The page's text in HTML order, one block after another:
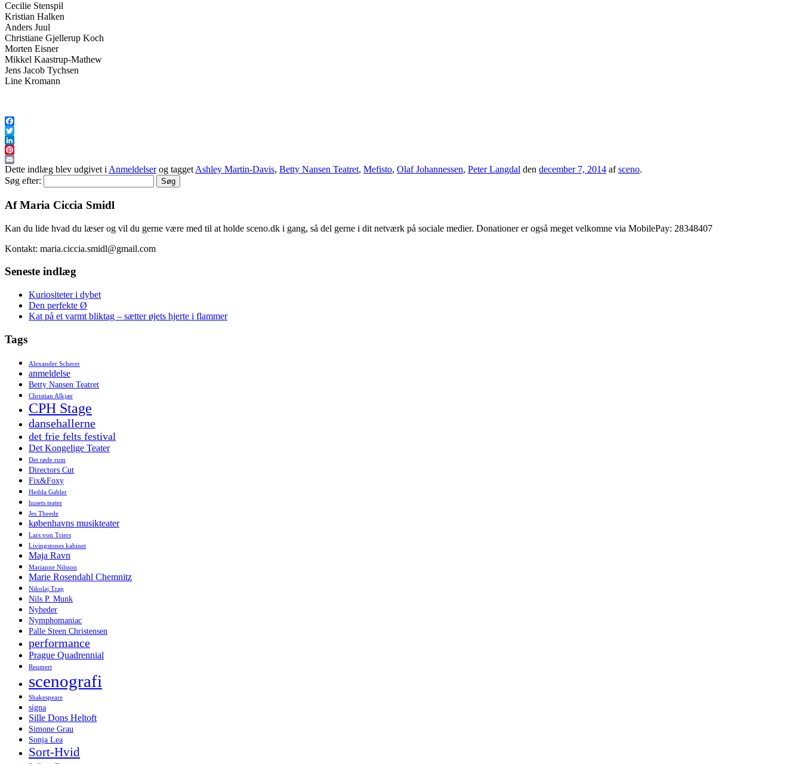
Cecilie Stenspil
Kristian Halken
Anders Juul
Christiane Gjellerup Koch
Morten Eisner
Mikkel Kaastrup-Mathew
Jens Jacob Tychsen
Line Kromann
Facebook
Twitter
LinkedIn
Pinterest
Email
Dette indlæg blev udgivet i Anmeldelserog tagget Ashley Martin-Davis, Betty Nansen Teatret, Mefisto, Olaf Johannessen, Peter Langdal den december 7, 2014 afsceno.
Søg efter:
Af Maria Ciccia Smidl
Kan du lide hvad du læser og vil du gerne være med til at holde sceno.dk i gang, så del gerne i dit netværk på sociale medier. Donationer er også meget velkomne via MobilePay: 28348407
Kontakt: maria.ciccia.smidl@gmail.com
Seneste indlæg
Kuriositeter i dybet
Den perfekte Ø
Kat på et varmt bliktag – sætter øjets hjerte i flammer
Tags
Alexander Scherer
anmeldelse
Betty Nansen Teatret
Christian Alkjær
CPH Stage
dansehallerne
det frie felts festival
Det Kongelige Teater
Det røde rum
Directors Cut
Fix&Foxy
Hedda Gabler
husets teater
Jes Theede
københavns musikteater
Lars von Triers
Livingstones kabinet
Maja Ravn
Marianne Nilsson
Marie Rosendahl Chemnitz
Nikolaj Trap
Nils P. Munk
Nyheder
Nymphomaniac
Palle Steen Christensen
performance
Prague Quadrennial
Reumert
scenografi
Shakespeare
signa
Sille Dons Heltoft
Simone Grau
Sonja Lea
Sort-Hvid